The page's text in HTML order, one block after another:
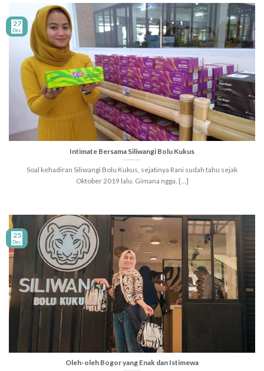
Intimate Bersama Siliwangi Bolu Kukus
Soal kehadiran Siliwangi Bolu Kukus, sejatinya Rani sudah tahu sejak
Oktober 2019 lalu. Gimana ngga, [...]
27
Dec
Oleh-oleh Bogor yang Enak dan Istimewa
25
Dec